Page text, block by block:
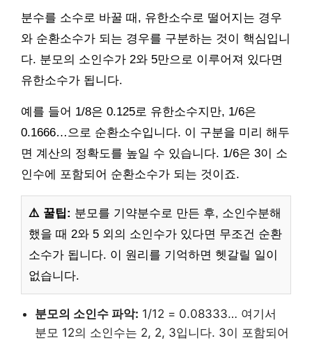
분수를 소수로 바꿀 때, 유한소수로 떨어지는 경우
와 순환소수가 되는 경우를 구분하는 것이 핵심입니
다. 분모의 소인수가 2와 5만으로 이루어져 있다면
유한소수가 됩니다.
예를 들어 1/8은 0.125로 유한소수지만, 1/6은
0.1666…으로 순환소수입니다. 이 구분을 미리 해두
면 계산의 정확도를 높일 수 있습니다. 1/6은 3이 소
인수에 포함되어 순환소수가 되는 것이죠.
⚠️ 꿀팁: 분모를 기약분수로 만든 후, 소인수분해
했을 때 2와 5 외의 소인수가 있다면 무조건 순환
소수가 됩니다. 이 원리를 기억하면 헷갈릴 일이
없습니다.
분모의 소인수 파악: 1/12 = 0.08333… 여기서
분모 12의 소인수는 2, 2, 3입니다. 3이 포함되어